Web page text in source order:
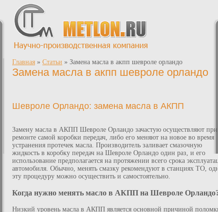
Главная » Статьи » Замена масла в акпп шевроле орландо
Замена масла в акпп шевроле орландо
Шевроле Орландо: замена масла в АКПП
Замену масла в АКПП Шевроле Орландо зачастую осуществляют при
ремонте самой коробки передач, либо его меняют на новое во время
устранения протечек масла. Производитель заливает смазочную
жидкость в коробку передач на Шевроле Орландо один раз, и его
использование предполагается на протяжении всего срока
автомобиля. Обычно, менять смазку рекомендуют в станциях ТО,
эту процедуру можно осуществить и самостоятельно.
Когда нужно менять масло в АКПП на Шевроле
Низкий уровень масла в АКПП является основной причиной